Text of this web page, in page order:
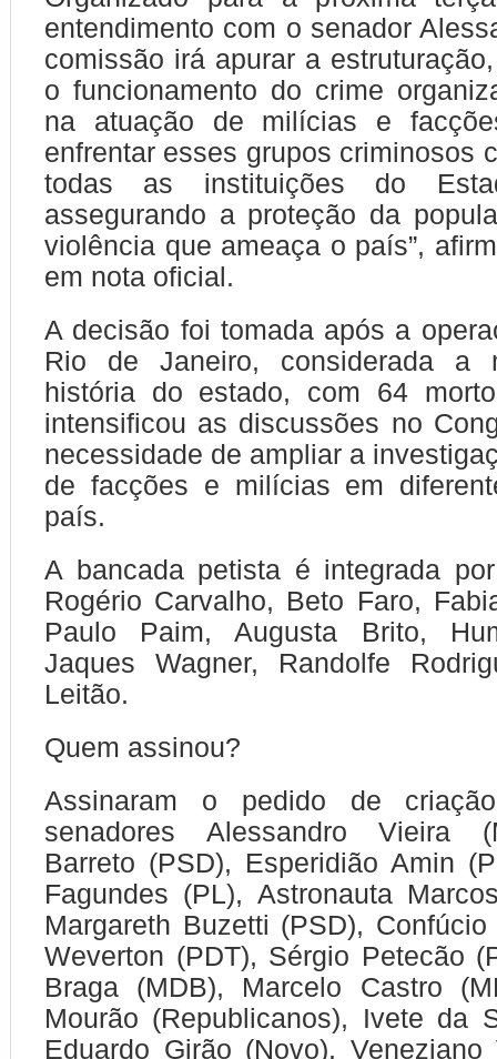
entendimento com o senador
comissão irá apurar a
o funcionamento do crime
na atuação de milícias e
enfrentar esses grupos criminosos
todas as instituições do
assegurando a proteção da
violência que ameaça o país”,
em nota oficial.
A decisão foi tomada após a
Rio de Janeiro, considerada a
história do estado, com 64
intensificou as discussões no
necessidade de ampliar a
de facções e milícias em
país.
A bancada petista é integrada
Rogério Carvalho, Beto Faro,
Paulo Paim, Augusta Brito,
Jaques Wagner, Randolfe
Leitão.
Quem assinou?
Assinaram o pedido de
senadores Alessandro Vieira
Barreto (PSD), Esperidião Amin
Fagundes (PL), Astronauta
Margareth Buzetti (PSD),
Weverton (PDT), Sérgio Petecão
Braga (MDB), Marcelo Castro
Mourão (Republicanos), Ivete da
Eduardo Girão (Novo),